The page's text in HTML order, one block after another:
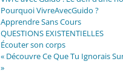
Pourquoi VivreAvecGuido ?
Apprendre Sans Cours
QUESTIONS EXISTENTIELLES
Écouter son corps
« Découvre Ce Que Tu Ignorais
»